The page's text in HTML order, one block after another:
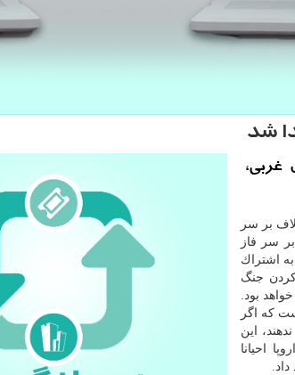
شد
غربی،
بر سر
سر فاز
اشتراك
جنگ
بود.
كه اگر
این
احیانا